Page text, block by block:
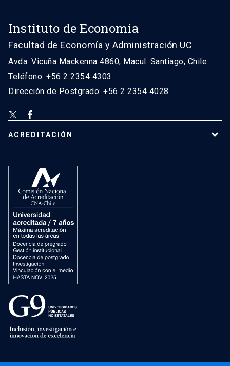
Instituto de Economía
Facultad de Economía y Administración UC
Avda. Vicuña Mackenna 4860, Macul. Santiago, Chile
Teléfono: +56 2 2354 4303
Dirección de Postgrado: +56 2 2354 4028
ACREDITACIÓN